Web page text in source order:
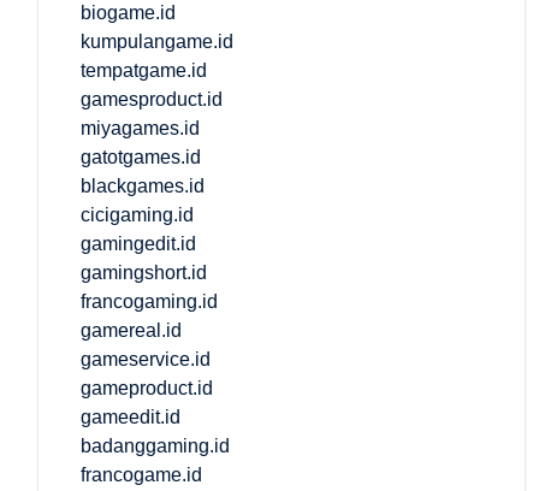
biogame.id
kumpulangame.id
tempatgame.id
gamesproduct.id
miyagames.id
gatotgames.id
blackgames.id
cicigaming.id
gamingedit.id
gamingshort.id
francogaming.id
gamereal.id
gameservice.id
gameproduct.id
gameedit.id
badanggaming.id
francogame.id